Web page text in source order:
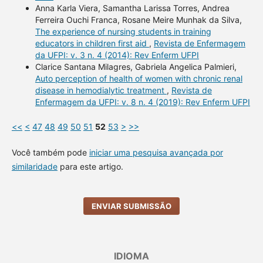
Anna Karla Viera, Samantha Larissa Torres, Andrea
Ferreira Ouchi Franca, Rosane Meire Munhak da Silva,
The experience of nursing students in training
educators in children first aid , Revista de Enfermagem
da UFPI: v. 3 n. 4 (2014): Rev Enferm UFPI
Clarice Santana Milagres, Gabriela Angelica Palmieri,
Auto perception of health of women with chronic renal
disease in hemodialytic treatment , Revista de
Enfermagem da UFPI: v. 8 n. 4 (2019): Rev Enferm UFPI
<< < 47 48 49 50 51 52 53 > >>
Você também pode iniciar uma pesquisa avançada por
similaridadepara este artigo.
ENVIAR SUBMISSÃO
IDIOMA